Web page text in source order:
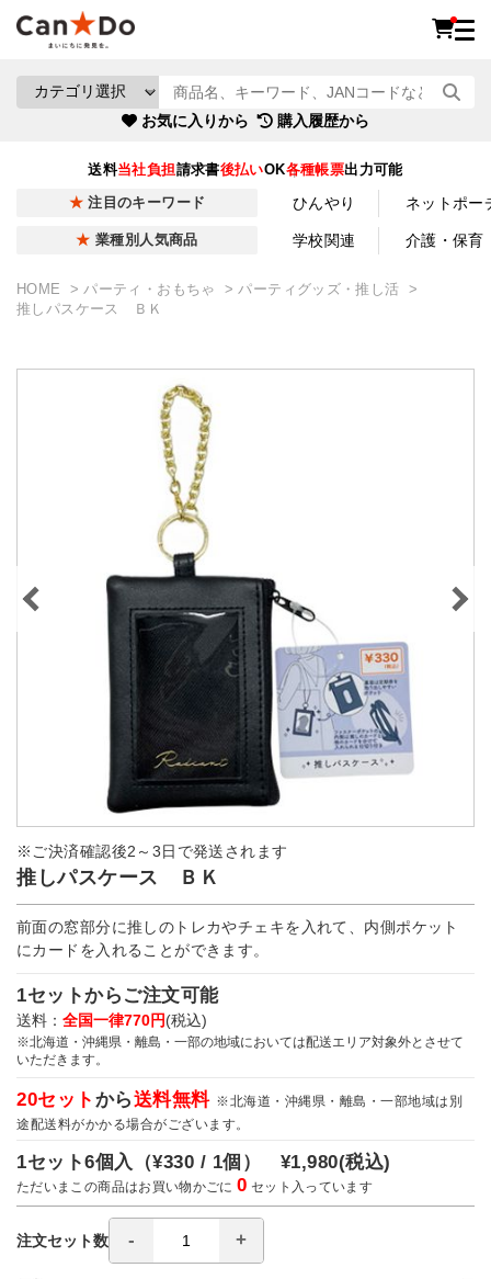
お気に入りから 購入履歴から
送料当社負担請求書後払いOK各種帳票出力可能
注目のキーワード ひんやり ネットポー
業種別人気商品 学校関連 介護・保育
HOME パーティ・おもちゃ
パーティグッズ・推し活
推しパスケース ＢＫ
※ご決済確認後2～3日で発送されます
推しパスケース ＢＫ
前面の窓部分に推しのトレカやチェキを入れて、内側ポケット
にカードを入れることができます。
1セットからご注文可能
送料： 全国一律770円(税込)
※北海道・沖縄県・離島・一部の地域においては配送エリア対象外とさせて
いただきます。
20セット から送料無料 ※北海道・沖縄県・離島・一部地域は別
途配送料がかかる場合がございます。
1セット6個入（¥330 / 1個） ¥1,980(税込)
ただいまこの商品はお買い物かごに0 セット入っています
注文セット数